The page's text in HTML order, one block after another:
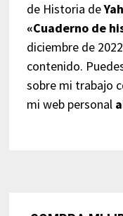
de Historia de
«Cuaderno de
diciembre de
contenido.
sobre mi trabajo
mi web personal